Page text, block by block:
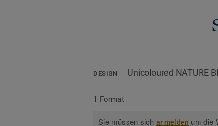
DESIGN Unicoloured NATURE
1 Format
Sie müssen sichanmelden um die